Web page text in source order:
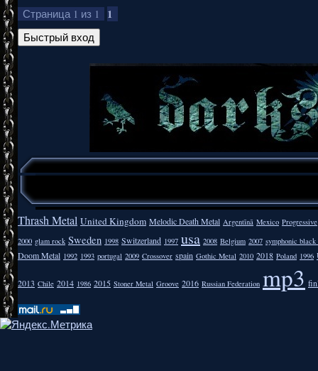
Страница 1 из 1 1
Thrash Metal United Kingdom Melodic Death Metal Argentīnā Mexico Progressive
2000 glam rock Sweden 1998 Switzerland 1997 usa 2008 Belgium 2007 symphonic
Doom Metal 1992 1993 portugal 2009 Crossover spain Gothic Metal 2010 2018 Poland 1996
2013 Chile 2014 1986 2015 Stoner Metal Groove 2016 Russian Federation mp3